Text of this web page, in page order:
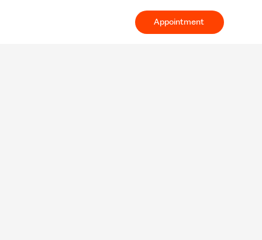
Appointment